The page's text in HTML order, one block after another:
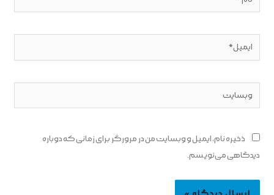
ایمیل*
وبسایت
ذخیره نام، ایمیل و وبسایت من در مرورگر برای زمانی که دوباره
دیدگاهی می‌نویسم.